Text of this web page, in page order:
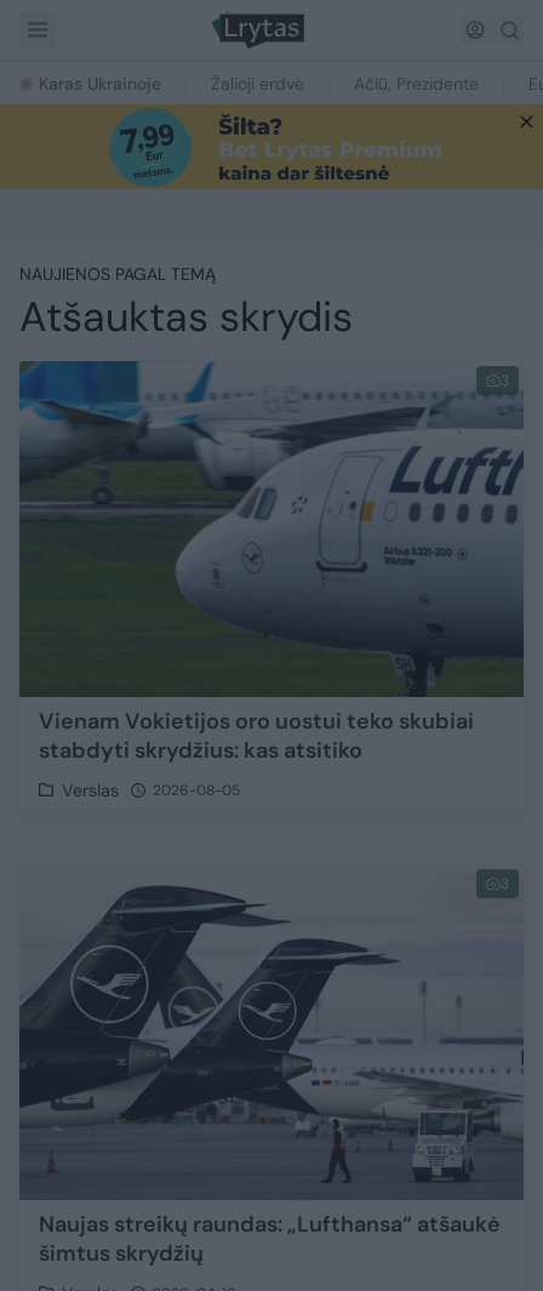
Karas Ukrainoje Žalioji erdvė Ačiū, Prezidente
NAUJIENOS PAGAL TEMĄ
Atšauktas skrydis
3
Vienam Vokietijos oro uostui teko skubiai
stabdyti skrydžius: kas atsitiko
Verslas 2026-08-05
3
Naujas streikų raundas: „Lufthansa“ atšaukė
šimtus skrydžių